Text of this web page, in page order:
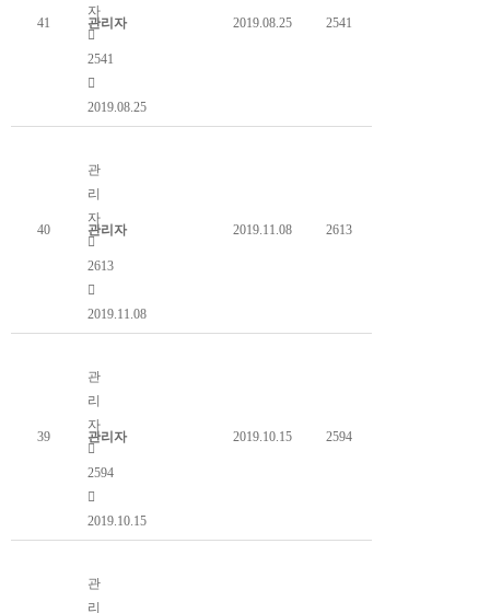
41
자
2541
2019.08.25
관리자 2019.08.25 2541
40
관
리
자
2613
2019.11.08
관리자 2019.11.08 2613
39
관
리
자
2594
2019.10.15
관리자 2019.10.15 2594
관
리